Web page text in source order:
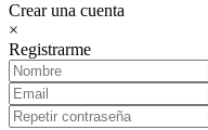
Crear una cuenta
×
Registrarme